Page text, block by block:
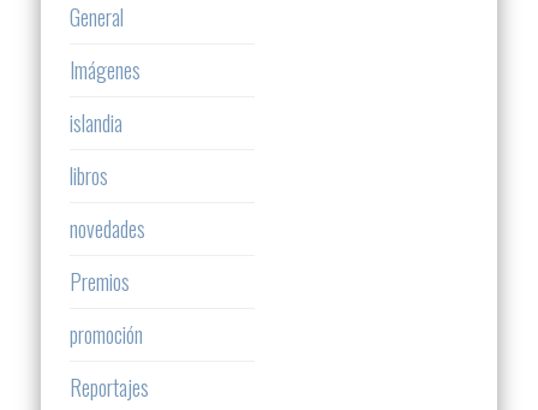
General
Imágenes
islandia
libros
novedades
Premios
promoción
Reportajes